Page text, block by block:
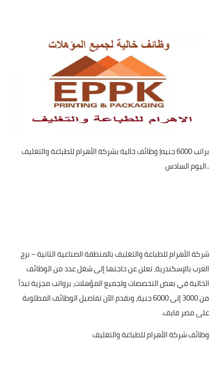
براتب 6000 جنيه| وظائف خالية بشركة الأهرام للطباعة والتغليف
..اليوم السادس
شركة الأهرام للطباعة والتغليف بالمنطقة الصناعية الثانية – برج
العرب بالإسكندرية، تعلن عن حاجتها إلى شغل عدد من الوظائف
الخالية في بعض التخصصات ولجميع المؤهلات، برواتب مجزية تبدأ
من 3000 إلى 6000 جنية، ونقدم الآن تفاصيل الوظائف المطلوبة
على مصر فايف.
وظائف شركة الأهرام للطباعة والتغليف